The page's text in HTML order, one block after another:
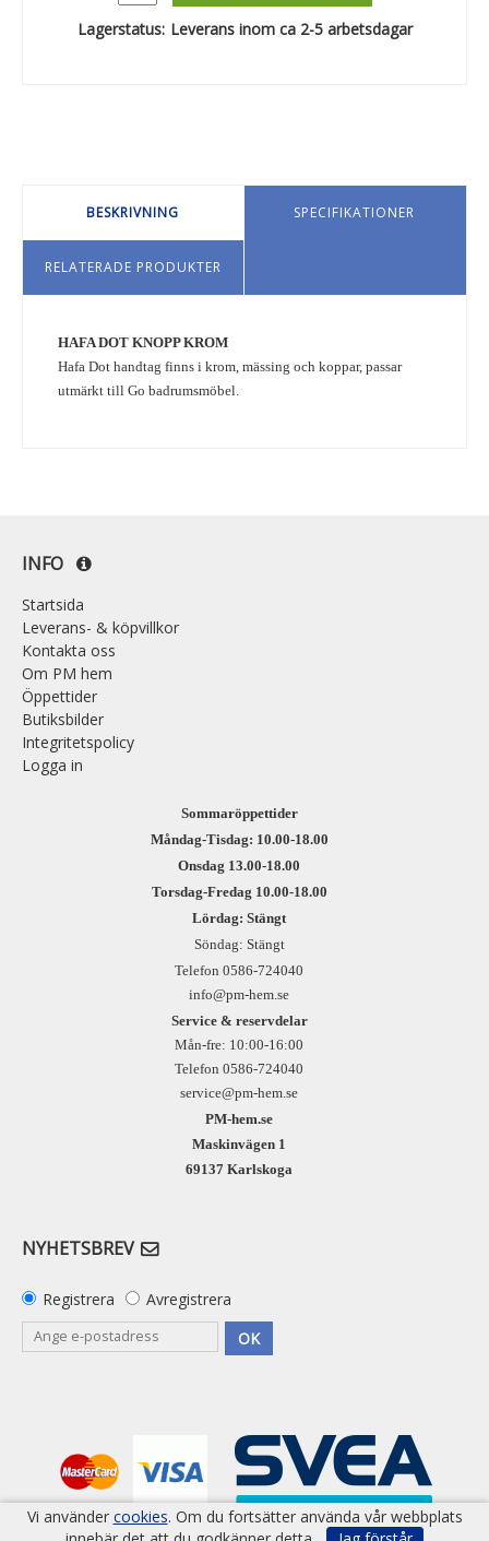
Vi använder cookies. Om du fortsätter använda vår webbplats
Lagerstatus: Leverans inom ca 2-5 arbetsdagar
BESKRIVNING SPECIFIKATIONER
RELATERADE PRODUKTER
HAFA DOT KNOPP KROM
Hafa Dot handtag finns i krom, mässing och koppar, passar
utmärkt till Go badrumsmöbel.
INFO
Startsida
Leverans- & köpvillkor
Kontakta oss
Om PM hem
Öppettider
Butiksbilder
Integritetspolicy
Logga in
Sommaröppettider
Måndag-Tisdag: 10.00-18.00
Onsdag 13.00-18.00
Torsdag-Fredag 10.00-18.00
Lördag: Stängt
Söndag: Stängt
Telefon 0586-724040
info@pm-hem.se
Service & reservdelar
Mån-fre: 10:00-16:00
Telefon 0586-724040
service@pm-hem.se
PM-hem.se
Maskinvägen 1
69137 Karlskoga
NYHETSBREV
Registrera
Avregistrera
OK